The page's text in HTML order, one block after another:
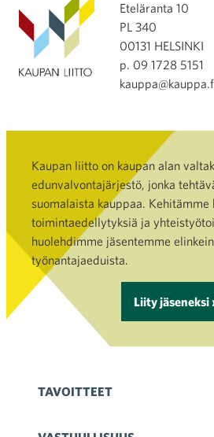
Eteläranta 10
PL 340
00131 HELSINKI
p. 09 1728 5151
Kaupan liitto on kaupan alan
edunvalvontajärjestö, jonka
suomalaista kauppaa.
toimintaedellytyksiä ja
huolehdimme jäsentemme
työnantajaeduista.
Liity jäseneksi
TAVOITTEET